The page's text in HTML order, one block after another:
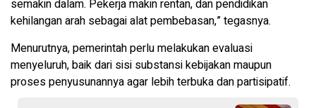
semakin dalam. Pekerja makin rentan, dan pendidikan
kehilangan arah sebagai alat pembebasan,” tegasnya.
Menurutnya, pemerintah perlu melakukan evaluasi
menyeluruh, baik dari sisi substansi kebijakan maupun
proses penyusunannya agar lebih terbuka dan partisipatif.